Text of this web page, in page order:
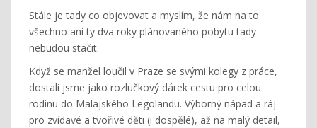
Stále je tady co objevovat a myslím, že nám na to
všechno ani ty dva roky plánovaného pobytu tady
nebudou stačit.
Když se manžel loučil v Praze se svými kolegy z práce,
dostali jsme jako rozlučkový dárek cestu pro celou
rodinu do Malajského Legolandu. Výborný nápad a ráj
pro zvídavé a tvořivé děti (i dospělé), až na malý detail,